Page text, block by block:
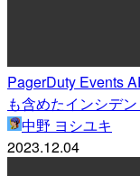
PagerDuty Events
も含めたインシデ
中野 ヨシユキ
2023.12.04